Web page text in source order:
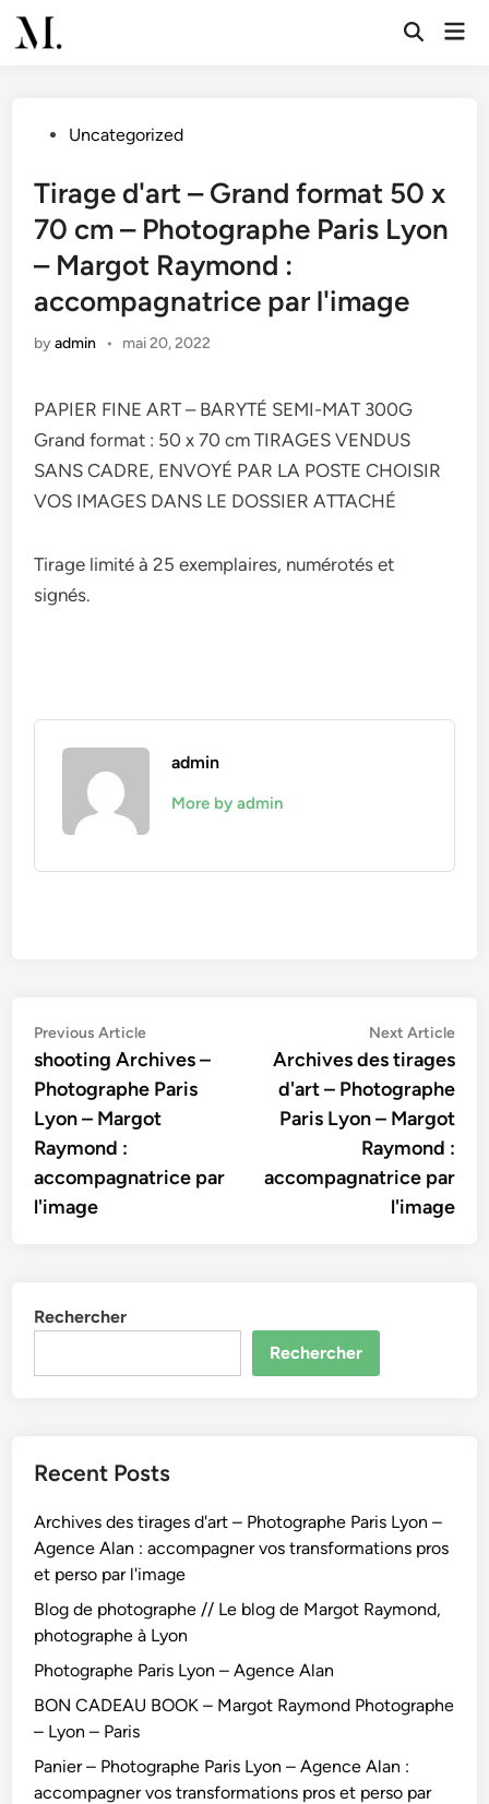
Skip
Open
PostedUncategorized
Tirage d'art – Grand format 50 x
70 cm – Photographe Paris Lyon
– Margot Raymond :
accompagnatrice par l'image
byadmin • mai 20, 2022
PAPIER FINE ART – BARYTÉ SEMI-MAT 300G
Grand format : 50 x 70 cm TIRAGES VENDUS
SANS CADRE, ENVOYÉ PAR LA POSTE CHOISIR
VOS IMAGES DANS LE DOSSIER ATTACHÉ
Tirage limité à 25 exemplaires, numérotés et
signés.
admin
More by admin
Navigation
de
l’article
Previous ArticlePrevious
article:
shooting Archives –
Photographe Paris
Lyon – Margot
Raymond :
accompagnatrice par
l'image
Next Article
Archives des tirages
d'art – Photographe
Paris Lyon – Margot
Raymond :
accompagnatrice par
l'image
Rechercher
Rechercher
Recent Posts
Archives des tirages d'art – Photographe Paris Lyon –
Agence Alan : accompagner vos transformations pros
et perso par l'image
Blog de photographe // Le blog de Margot Raymond,
photographe à Lyon
Photographe Paris Lyon – Agence Alan
BON CADEAU BOOK – Margot Raymond Photographe
– Lyon – Paris
Panier – Photographe Paris Lyon – Agence Alan :
accompagner vos transformations pros et perso par